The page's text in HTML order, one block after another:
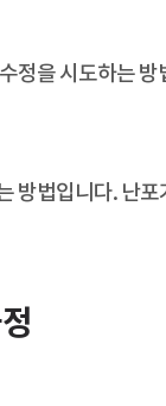
정을 시도하는
방법입니다. 난